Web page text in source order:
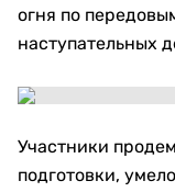
огня по
наступательных
Участники
подготовки,